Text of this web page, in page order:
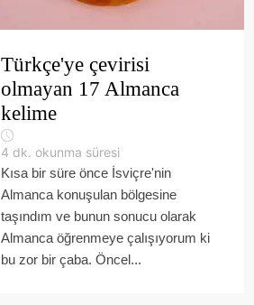
Türkçe'ye çevirisi
olmayan 17 Almanca
kelime
4 dk. okunma süresi
Kısa bir süre önce İsviçre'nin
Almanca konuşulan bölgesine
taşındım ve bunun sonucu olarak
Almanca öğrenmeye çalışıyorum ki
bu zor bir çaba. Öncel...